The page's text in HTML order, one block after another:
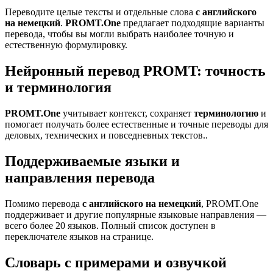
Переводите целые тексты и отдельные слова с английского
на немецкий. PROMT.One предлагает подходящие варианты
перевода, чтобы вы могли выбрать наиболее точную и
естественную формулировку.
Нейронный перевод PROMT: точность
и терминология
PROMT.One учитывает контекст, сохраняет терминологию и
помогает получать более естественные и точные переводы для
деловых, технических и повседневных текстов..
Поддерживаемые языки и
направления перевода
Помимо перевода с английского на немецкий, PROMT.One
поддерживает и другие популярные языковые направления —
всего более 20 языков. Полный список доступен в
переключателе языков на странице.
Словарь с примерами и озвучкой